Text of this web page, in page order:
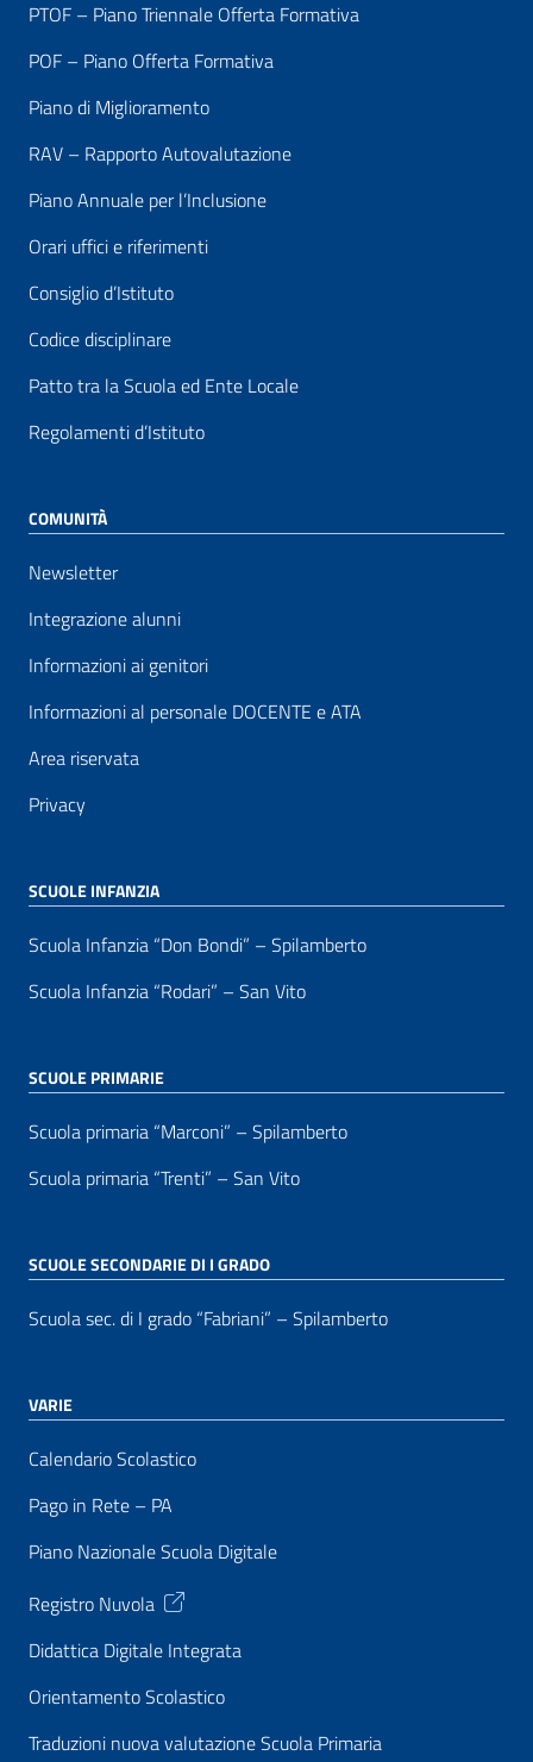
PTOF – Piano Triennale Offerta Formativa
POF – Piano Offerta Formativa
Piano di Miglioramento
RAV – Rapporto Autovalutazione
Piano Annuale per l’Inclusione
Orari uffici e riferimenti
Consiglio d’Istituto
Codice disciplinare
Patto tra la Scuola ed Ente Locale
Regolamenti d’Istituto
COMUNITÀ
Newsletter
Integrazione alunni
Informazioni ai genitori
Informazioni al personale DOCENTE e ATA
Area riservata
Privacy
SCUOLE INFANZIA
Scuola Infanzia “Don Bondi” – Spilamberto
Scuola Infanzia “Rodari” – San Vito
SCUOLE PRIMARIE
Scuola primaria “Marconi” – Spilamberto
Scuola primaria “Trenti” – San Vito
SCUOLE SECONDARIE DI I GRADO
Scuola sec. di I grado “Fabriani” – Spilamberto
VARIE
Calendario Scolastico
Pago in Rete – PA
Piano Nazionale Scuola Digitale
Registro Nuvola
Didattica Digitale Integrata
Orientamento Scolastico
Traduzioni nuova valutazione Scuola Primaria